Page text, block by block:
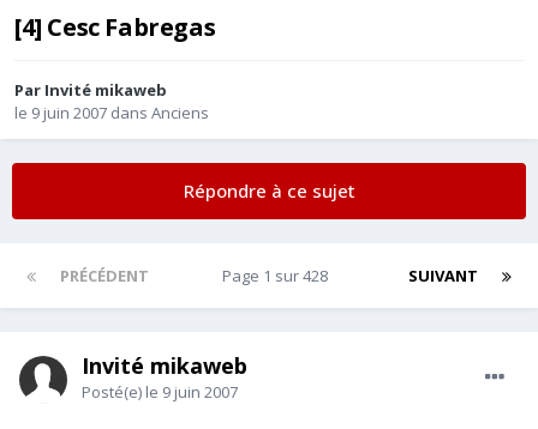
[4] Cesc Fabregas
Par Invité mikaweb
le 9 juin 2007 dans Anciens
Répondre à ce sujet
PRÉCÉDENT SUIVANT
Page 1 sur 428
Invité mikaweb
Posté(e) le 9 juin 2007